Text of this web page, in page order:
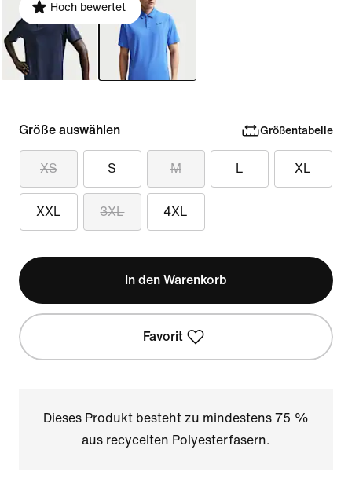
Hoch bewertet
Größe auswählen Größentabelle
XS S M L XL
XXL 3XL 4XL
In den Warenkorb
Favorit
Dieses Produkt besteht zu mindestens 75 %
aus recycelten Polyesterfasern.